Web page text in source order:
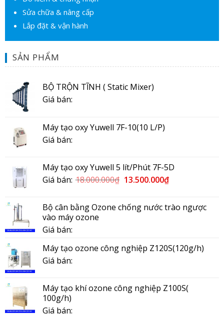
Sửa chữa & nâng cấp
Lắp đặt & vận hành
SẢN PHẨM
BỘ TRỘN TĨNH ( Static Mixer)
Giá bán:
Máy tạo oxy Yuwell 7F-10(10 L/P)
Giá bán:
Máy tạo oxy Yuwell 5 lít/Phút 7F-5D
Giá bán: 18.000.000₫ 13.500.000₫
Bộ cân bằng Ozone chống nước trào ngược
vào máy ozone
Giá bán:
Máy tạo ozone công nghiệp Z120S(120g/h)
Giá bán:
Máy tạo khí ozone công nghiệp Z100S(
100g/h)
Giá bán: